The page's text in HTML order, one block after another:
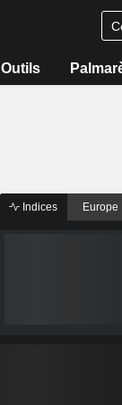
Outils
Indices Europe